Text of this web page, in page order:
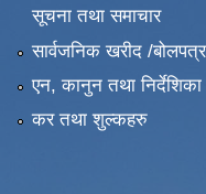
सूचना तथा समाचार
सार्वजनिक खरीद /
एन, कानुन तथा निर्देशिका
कर तथा शुल्कहरु